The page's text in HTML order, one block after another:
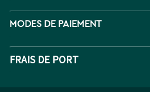
MODES DE PAIEMENT
FRAIS DE PORT